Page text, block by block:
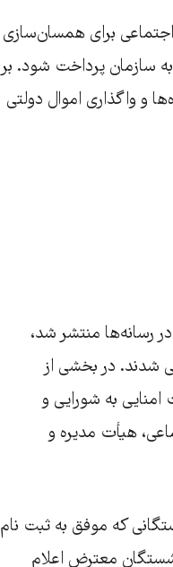
تومان به تامین اجتماعی برای همسان‌سازی
سازمان پرداخت شود. بر
و واگذاری اموال دولتی
رسانه‌ها منتشر شد،
شدند. در بخشی از
به شورایی و
هیأت مدیره و
که موفق به ثبت نام
معترض اعلام